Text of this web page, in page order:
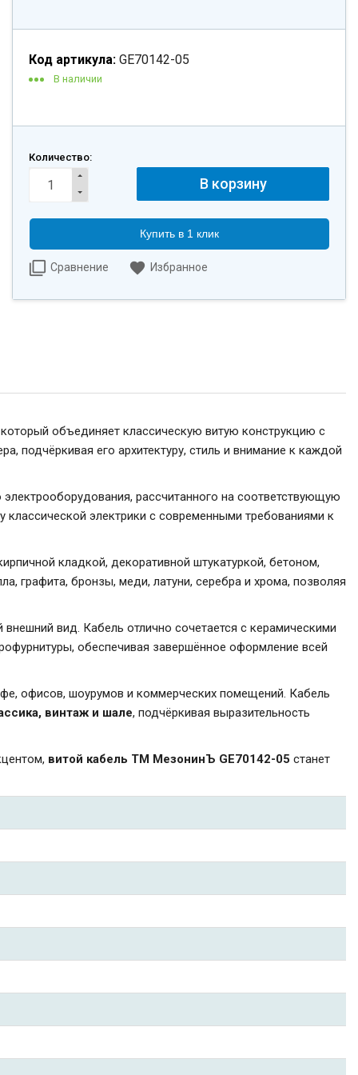
Код артикула: GE70142-05
В наличии
Количество:
Купить в 1 клик
Сравнение Избранное
объединяет классическую витую конструкцию с
подчёркивая его архитектуру, стиль и внимание к каждой
рассчитанного на соответствующую
классической электрики с современными требованиями к
кладкой, декоративной штукатуркой, бетоном,
графита, бронзы, меди, латуни, серебра и хрома, позволяя
вид. Кабель отлично сочетается с керамическими
обеспечивая завершённое оформление всей
офисов, шоурумов и коммерческих помещений. Кабель
винтаж и шале, подчёркивая выразительность
витой кабель ТМ МезонинЪ GE70142-05 станет